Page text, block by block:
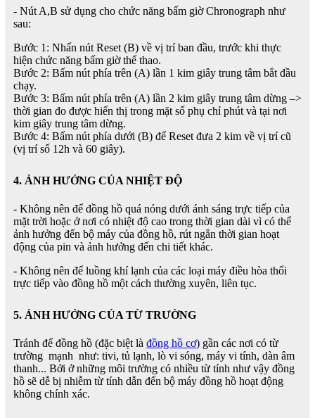
- Nút A,B sử dụng cho chức năng bấm giờ Chronograph như
sau:
Bước 1: Nhấn nút Reset (B) về vị trí ban đầu, trước khi thực
hiện chức năng bấm giờ thể thao.
Bước 2: Bấm nút phía trên (A) lần 1 kim giây trung tâm bắt đầu
chạy.
Bước 3: Bấm nút phía trên (A) lần 2 kim giây trung tâm dừng –>
thời gian đo được hiển thị trong mặt số phụ chỉ phút và tại nơi
kim giây trung tâm dừng.
Bước 4: Bấm nút phía dưới (B) để Reset đưa 2 kim về vị trí cũ
(vị trí số 12h và 60 giây).
4. ẢNH HƯỞNG CỦA NHIỆT ĐỘ
- Không nên để đồng hồ quá nóng dưới ánh sáng trực tiếp của
mặt trời hoặc ở nơi có nhiệt độ cao trong thời gian dài vì có thể
ảnh hưởng đến bộ máy của đồng hồ, rút ngắn thời gian hoạt
động của pin và ảnh hưởng đến chi tiết khác.
- Không nên để luồng khí lạnh của các loại máy điều hòa thổi
trực tiếp vào đồng hồ một cách thường xuyên, liên tục.
5. ẢNH HƯỞNG CỦA TỪ TRƯỜNG
Tránh để đồng hồ (đặc biệt là đồng hồ cơ) gần các nơi có từ
trường mạnh như: tivi, tủ lạnh, lò vi sóng, máy vi tính, dàn âm
thanh... Bởi ở những môi trường có nhiều từ tính như vậy đồng
hồ sẽ dễ bị nhiễm từ tính dẫn đến bộ máy đồng hồ hoạt động
không chính xác.